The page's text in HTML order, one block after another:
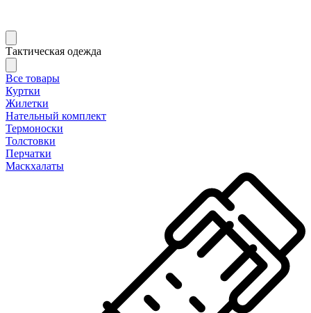
Тактическая одежда
Все товары
Куртки
Жилетки
Нательный комплект
Термоноски
Толстовки
Перчатки
Маскхалаты